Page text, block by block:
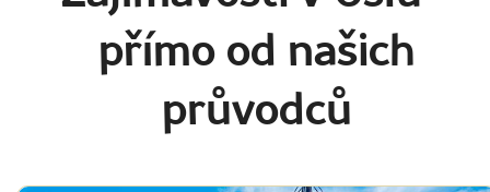
přímo od našich
průvodců